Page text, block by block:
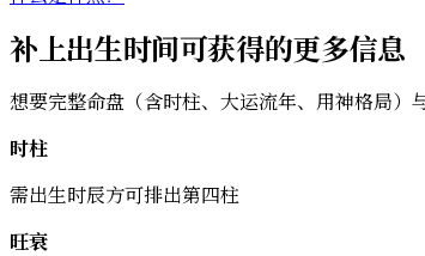
补上出生时间可获得的更多信息
想要完整命盘（含时柱、大运流年、用神格局）
时柱
需出生时辰方可排出第四柱
旺衰